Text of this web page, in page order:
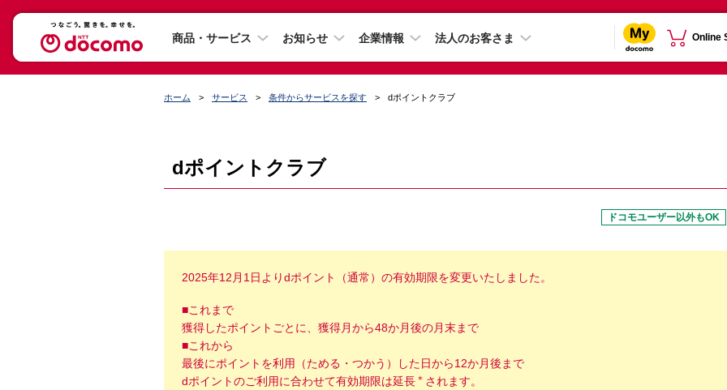
商品・サービス お知らせ 企業情報 法人のお客さま Online
ホーム サービス 条件からサービスを探す dポイントクラブ
dポイントクラブ
ドコモユーザー以外もOK
2025年12月1日よりdポイント（通常）の有効期限を変更いたしました。
■これまで
獲得したポイントごとに、獲得月から48か月後の月末まで
■これから
最後にポイントを利用（ためる・つかう）した日から12か月後まで
dポイントのご利用に合わせて有効期限は延長 ＊ されます。